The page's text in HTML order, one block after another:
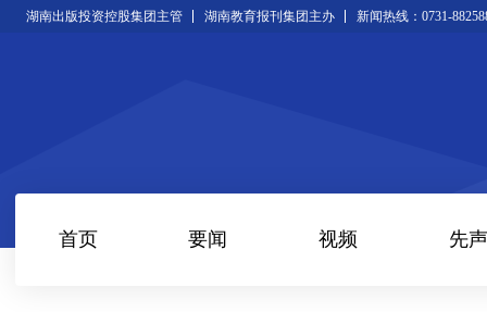
湖南出版投资控股集团主管 湖南教育报刊集团主办 新闻热线：0731-
首页 要闻 视频 先声